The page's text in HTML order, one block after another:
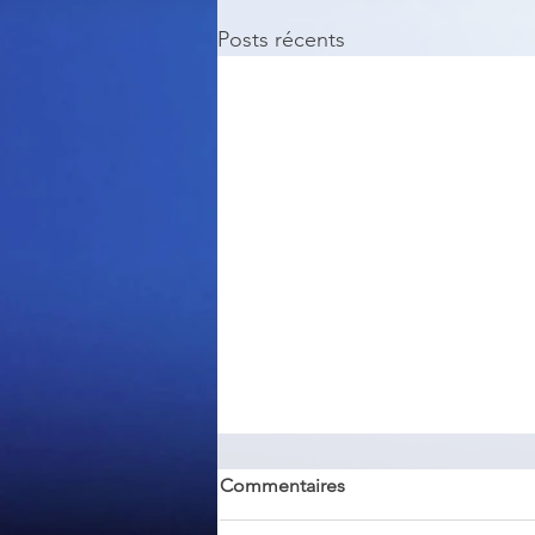
Posts récents
Commentaires